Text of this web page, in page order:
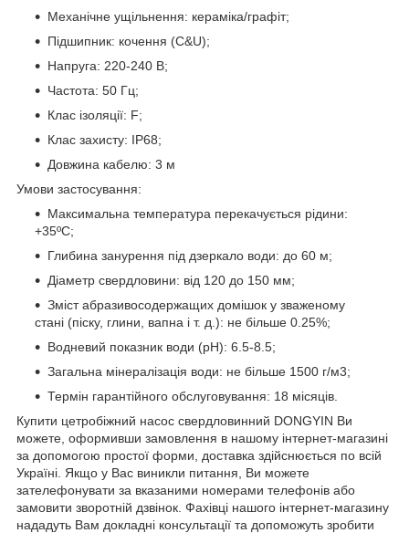
Механічне ущільнення: кераміка/графіт;
Підшипник: кочення (C&U);
Напруга: 220-240 В;
Частота: 50 Гц;
Клас ізоляції: F;
Клас захисту: IP68;
Довжина кабелю: 3 м
Умови застосування:
Максимальна температура перекачується рідини:
+35ºС;
Глибина занурення під дзеркало води: до 60 м;
Діаметр свердловини: від 120 до 150 мм;
Зміст абразивосодержащих домішок у зваженому
стані (піску, глини, вапна і т. д.): не більше 0.25%;
Водневий показник води (рН): 6.5-8.5;
Загальна мінералізація води: не більше 1500 г/м3;
Термін гарантійного обслуговування: 18 місяців.
Купити цетробiжний насос свердловинний DONGYIN Ви
можете, оформивши замовлення в нашому інтернет-магазині
за допомогою простої форми, доставка здійснюється по всій
Україні. Якщо у Вас виникли питання, Ви можете
зателефонувати за вказаними номерами телефонів або
замовити зворотній дзвінок. Фахівці нашого інтернет-магазину
нададуть Вам докладні консультації та допоможуть зробити